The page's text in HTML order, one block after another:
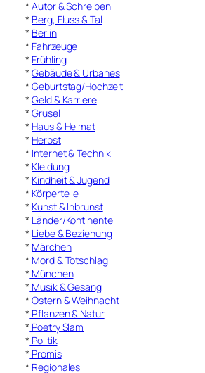
*Autor & Schreiben
* Berg, Fluss & Tal
* Berlin
* Fahrzeuge
* Frühling
*Gebäude & Urbanes
*Geburtstag/Hochzeit
*Geld & Karriere
*Grusel
* Haus & Heimat
* Herbst
* Internet & Technik
* Kleidung
* Kindheit & Jugend
* Körperteile
* Kunst & Inbrunst
* Länder/Kontinente
* Liebe & Beziehung
* Märchen
* Mord & Totschlag
* München
* Musik & Gesang
* Ostern & Weihnacht
* Pflanzen & Natur
* Poetry Slam
* Politik
* Promis
* Regionales